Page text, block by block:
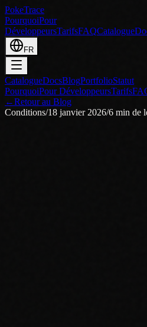
PokeTrace
PourquoiPour
DéveloppeursTarifsFAQCatalogue
FR
CatalogueDocsBlogPortfolioStatut
PourquoiPour DéveloppeursTarifs
←Retour au Blog
Conditions/18 janvier 2026/6 min de